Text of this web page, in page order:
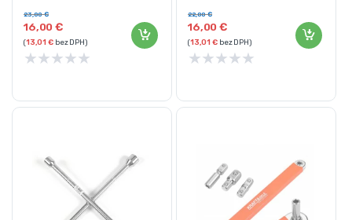
Dĺžka násadiek: 55 mm
16,00€
23,00€
(13,01€bez DPH)
★★★★★
CrV
16,00€
22,00€
(13,01€bez DPH)
★★★★★